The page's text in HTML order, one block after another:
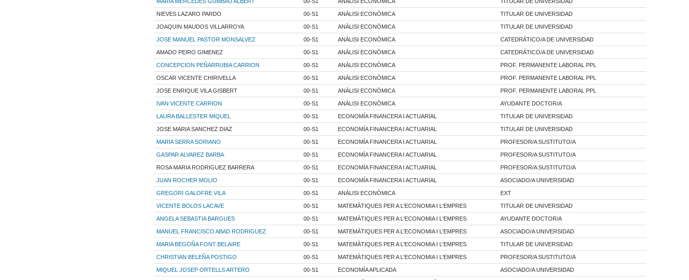
NIEVES LAZARO PARDO 00-S1 ANÀLISI ECONÒMICA TITULAR DE UNIVERSIDAD
JOAQUIN MAUDOS VILLARROYA 00-S1 ANÀLISI ECONÒMICA TITULAR DE UNIVERSIDAD
JOSE MANUEL PASTOR MONSALVEZ 00-S1 ANÀLISI ECONÒMICA CATEDRÁTICO/A DE UNIVERSIDAD
AMADO PEIRO GIMENEZ 00-S1 ANÀLISI ECONÒMICA CATEDRÁTICO/A DE UNIVERSIDAD
CONCEPCION PEÑARRUBIA CARRION 00-S1 ANÀLISI ECONÒMICA PROF. PERMANENTE LABORAL PPL
OSCAR VICENTE CHIRIVELLA 00-S1 ANÀLISI ECONÒMICA PROF. PERMANENTE LABORAL PPL
JOSE ENRIQUE VILA GISBERT 00-S1 ANÀLISI ECONÒMICA PROF. PERMANENTE LABORAL PPL
IVAN VICENTE CARRION 00-S1 ANÀLISI ECONÒMICA AYUDANTE DOCTOR/A
LAURA BALLESTER MIQUEL 00-S1 ECONOMÍA FINANCERA I ACTUARIAL TITULAR DE UNIVERSIDAD
JOSE MARIA SANCHEZ DIAZ 00-S1 ECONOMÍA FINANCERA I ACTUARIAL TITULAR DE UNIVERSIDAD
MARIA SERRA SORIANO 00-S1 ECONOMÍA FINANCERA I ACTUARIAL PROFESOR/A SUSTITUTO/A
GASPAR ALVAREZ BARBA 00-S1 ECONOMÍA FINANCERA I ACTUARIAL PROFESOR/A SUSTITUTO/A
ROSA MARIA RODRIGUEZ BARRERA 00-S1 ECONOMÍA FINANCERA I ACTUARIAL PROFESOR/A SUSTITUTO/A
JUAN ROCHER MOLIO 00-S1 ECONOMÍA FINANCERA I ACTUARIAL ASOCIADO/A UNIVERSIDAD
GREGORI GALOFRE VILA 00-S1 ANÀLISI ECONÒMICA EXT
VICENTE BOLOS LACAVE 00-S1 MATEMÀTIQUES PER A L'ECONOMIA I L'EMPRES TITULAR DE UNIVERSIDAD
ANGELA SEBASTIA BARGUES 00-S1 MATEMÀTIQUES PER A L'ECONOMIA I L'EMPRES AYUDANTE DOCTOR/A
MANUEL FRANCISCO ABAD RODRIGUEZ 00-S1 MATEMÀTIQUES PER A L'ECONOMIA I L'EMPRES ASOCIADO/A UNIVERSIDAD
MARIA BEGOÑA FONT BELAIRE 00-S1 MATEMÀTIQUES PER A L'ECONOMIA I L'EMPRES TITULAR DE UNIVERSIDAD
CHRISTIAN BELEÑA POSTIGO 00-S1 MATEMÀTIQUES PER A L'ECONOMIA I L'EMPRES PROFESOR/A SUSTITUTO/A
MIQUEL JOSEP ORTELLS ARTERO 00-S1 ECONOMÍA APLICADA ASOCIADO/A UNIVERSIDAD